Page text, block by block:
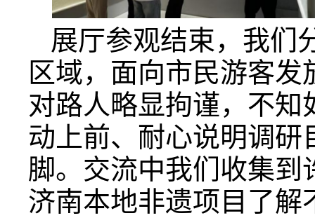
展厅参观结束，我们
区域，面向市民游客
对路人略显拘谨，不
动上前、耐心说明调
脚。交流中我们收集
济南本地非遗项目了解